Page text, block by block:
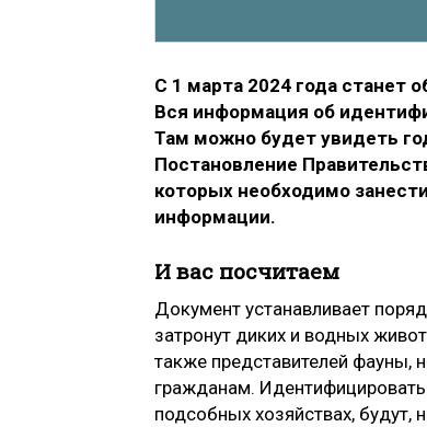
С 1 марта 2024 года станет
Вся информация об
Там можно будет увидеть
Постановление
которых необходимо
информации.
И вас посчитаем
Документ устанавливает
затронут диких и водных
также представителей фауны,
гражданам.
подсобных хозяйствах, будут,